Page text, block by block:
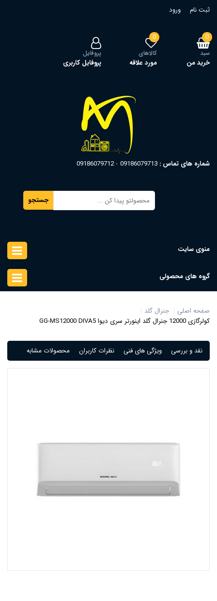
ثبت نام ورود
0
سبد
خرید من
0
کالاهای
مورد علاقه
پروفایل
پروفایل کاربری
شماره های تماس : 09186079713
09186079712
جستجو
منوی سایت
گروه های محصولی
صفحه اصلی
جنرال گلد
کولرگازی 12000 جنرال گلد اینورتر سری دیوا GG-MS12000 DIVA5
نقد و بررسی ویژگی های فنی نظرات کاربران محصولات مشابه